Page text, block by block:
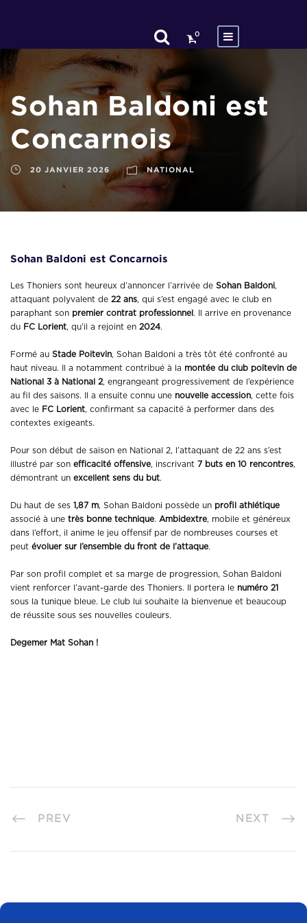
0
Sohan Baldoni est
Concarnois
20 JANVIER 2026 NATIONAL
Sohan Baldoni est Concarnois
Les Thoniers sont heureux d’annoncer l’arrivée de Sohan Baldoni,
attaquant polyvalent de 22 ans, qui s’est engagé avec le club en
paraphant son premier contrat professionnel . Il arrive en provenance
du FC Lorient, qu’il a rejoint en 2024.
Formé au Stade Poitevin, Sohan Baldoni a très tôt été confronté au
haut niveau. Il a notamment contribué à la montée du club poitevin de
National 3 à National 2, engrangeant progressivement de l’expérience
au fil des saisons. Il a ensuite connu une nouvelle accession, cette fois
avec le FC Lorient, confirmant sa capacité à performer dans des
contextes exigeants.
Pour son début de saison en National 2, l’attaquant de 22 ans s’est
illustré par son efficacité offensive, inscrivant 7 buts en 10 rencontres,
démontrant un excellent sens du but.
Du haut de ses 1,87 m, Sohan Baldoni possède un profil athlétique
associé à une très bonne technique. Ambidextre, mobile et généreux
dans l’effort, il anime le jeu offensif par de nombreuses courses et
peut évoluer sur l’ensemble du front de l’attaque.
Par son profil complet et sa marge de progression, Sohan Baldoni
vient renforcer l’avant-garde des Thoniers. Il portera le numéro 21
sous la tunique bleue. Le club lui souhaite la bienvenue et beaucoup
de réussite sous ses nouvelles couleurs.
Degemer Mat Sohan !
PREV NEXT